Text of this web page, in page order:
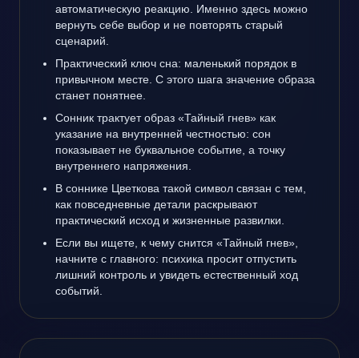
автоматическую реакцию. Именно здесь можно
вернуть себе выбор и не повторять старый
сценарий.
Практический ключ сна: маленький порядок в
привычном месте. С этого шага значение образа
станет понятнее.
Сонник трактует образ «Тайный гнев» как
указание на внутренней честностью: сон
показывает не буквальное событие, а точку
внутреннего напряжения.
В соннике Цветкова такой символ связан с тем,
как повседневные детали раскрывают
практический исход и жизненные развилки.
Если вы ищете, к чему снится «Тайный гнев»,
начните с главного: психика просит отпустить
лишний контроль и увидеть естественный ход
событий.